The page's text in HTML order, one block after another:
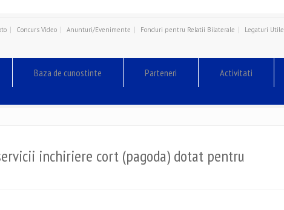
Concurs Video Anunturi/Evenimente Fonduri pentru Relatii Bilaterale Legaturi Utile
Baza de cunostinte Parteneri Activitati
inchiriere cort (pagoda) dotat pentru